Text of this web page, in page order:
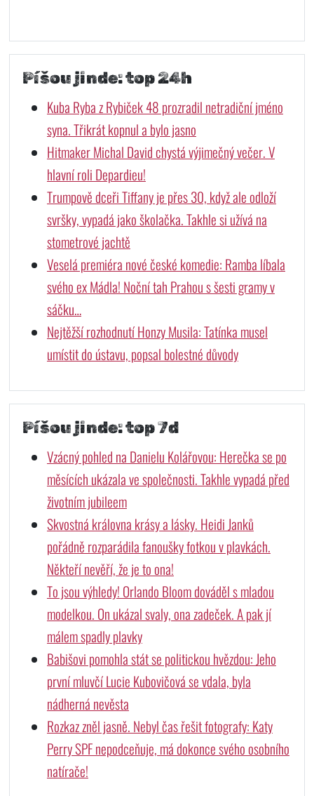
Píšou jinde: top 24h
Kuba Ryba z Rybiček 48 prozradil netradiční jméno
syna. Třikrát kopnul a bylo jasno
Hitmaker Michal David chystá výjimečný večer. V
hlavní roli Depardieu!
Trumpově dceři Tiffany je přes 30, když ale odloží
svršky, vypadá jako školačka. Takhle si užívá na
stometrové jachtě
Veselá premiéra nové české komedie: Ramba líbala
svého ex Mádla! Noční tah Prahou s šesti gramy v
sáčku…
Nejtěžší rozhodnutí Honzy Musila: Tatínka musel
umístit do ústavu, popsal bolestné důvody
Píšou jinde: top 7d
Vzácný pohled na Danielu Kolářovou: Herečka se po
měsících ukázala ve společnosti. Takhle vypadá před
životním jubileem
Skvostná královna krásy a lásky. Heidi Janků
pořádně rozparádila fanoušky fotkou v plavkách.
Někteří nevěří, že je to ona!
To jsou výhledy! Orlando Bloom dováděl s mladou
modelkou. On ukázal svaly, ona zadeček. A pak jí
málem spadly plavky
Babišovi pomohla stát se politickou hvězdou: Jeho
první mluvčí Lucie Kubovičová se vdala, byla
nádherná nevěsta
Rozkaz zněl jasně. Nebyl čas řešit fotografy: Katy
Perry SPF nepodceňuje, má dokonce svého osobního
natírače!